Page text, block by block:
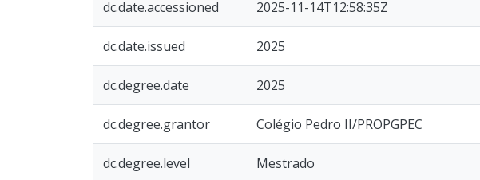
dc.date.accessioned 2025-11-14T12:58:35Z
dc.date.issued 2025
dc.degree.date 2025
dc.degree.grantor Colégio Pedro II/PROPGPEC
dc.degree.level Mestrado